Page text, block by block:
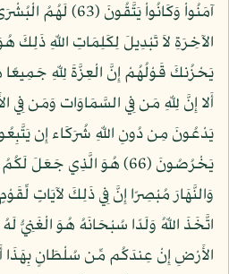
آمَنُواْ وَكَانُواْ يَتَّقُونَ
أَلا إِنَّ لِلّهِ مَن فِي السَّمَاوَات وَمَن فِي
يَدْعُونَ مِن دُونِ اللّهِ شُرَكَاء إِن
يَخْرُصُونَ (66) هُوَ الَّذِي جَعَلَ
اتَّخَذَ اللّهُ وَلَدًا سُبْحَانَهُ هُوَ الْغَنِيُّ
الأَرْضِ إِنْ عِندَكُم مِّن سُلْطَانٍ بِهَذَا